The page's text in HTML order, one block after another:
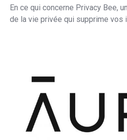
En ce qui concerne Privacy Bee,
de la vie privée qui supprime vos